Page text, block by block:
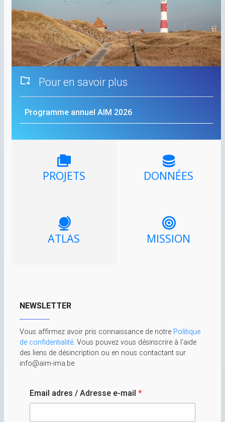
Pour en savoir plus
Programme annuel AIM 2026
PROJETS DONNÉES
ATLAS MISSION
NEWSLETTER
Vous affirmez avoir pris connaissance de notre Politique
de confidentialité. Vous pouvez vous désinscrire à l'aide
des liens de désincription ou en nous contactant sur
info@aim-ima.be
Email adres / Adresse e-mail *